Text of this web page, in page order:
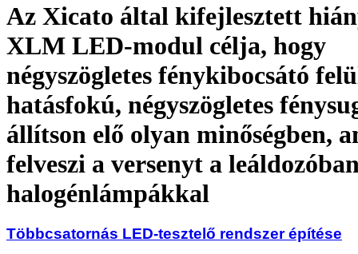
Az Xicato által kifejlesztett
XLM LED-modul célja, hogy
négyszögletes fénykibocsátó
hatásfokú, négyszögletes
állítson elő olyan minőségben,
felveszi a versenyt a
halogénlámpákkal
Többcsatornás LED-tesztelő rendszer építése